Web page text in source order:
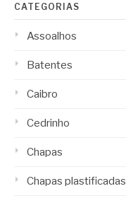
CATEGORIAS
Assoalhos
Batentes
Caibro
Cedrinho
Chapas
Chapas plastificadas